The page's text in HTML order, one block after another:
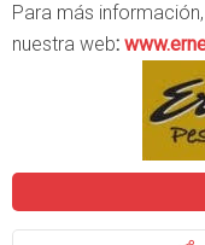
Para más
nuestra web: